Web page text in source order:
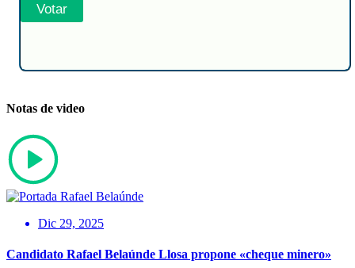
Notas de video
Dic 29, 2025
Candidato Rafael Belaúnde Llosa propone «cheque minero»